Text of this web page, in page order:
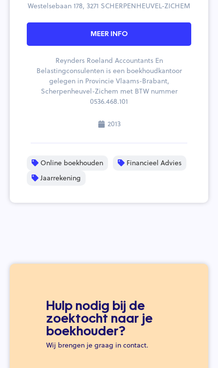
Westelsebaan 178, 3271 SCHERPENHEUVEL-ZICHEM
MEER INFO
Reynders Roeland Accountants En
Belastingconsulenten is een boekhoudkantoor
gelegen in Provincie Vlaams-Brabant,
Scherpenheuvel-Zichem met BTW nummer
0536.468.101
2013
Online boekhouden
Financieel Advies
Jaarrekening
Hulp nodig bij de
zoektocht naar je
boekhouder?
Wij brengen je graag in contact.